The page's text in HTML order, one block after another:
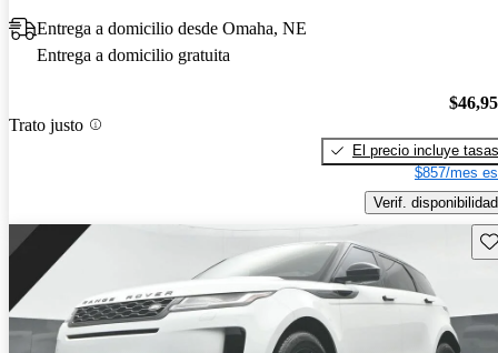
Entrega a domicilio desde Omaha, NE
Entrega a domicilio gratuita
Trato justo
El precio incluye tasas
$857/mes
Verif. disponibilidad